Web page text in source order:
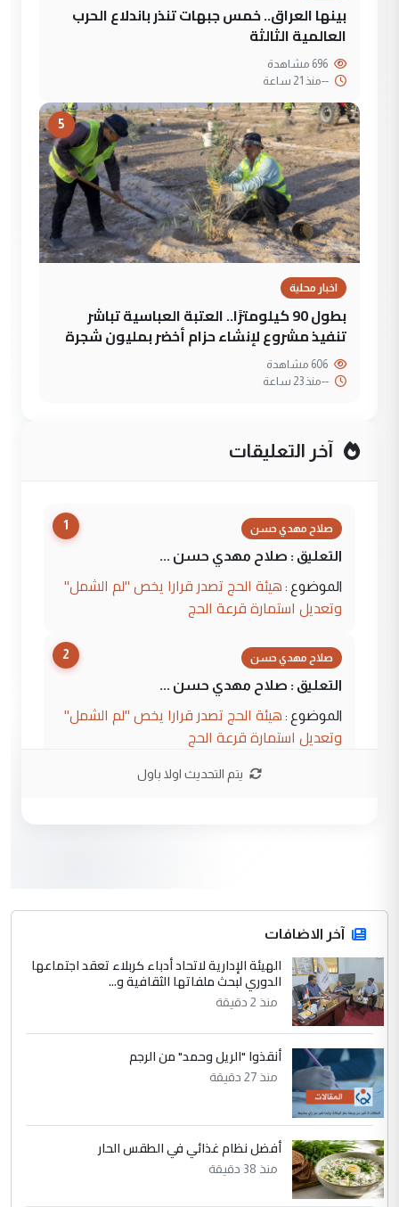
بينها العراق.. خمس جبهات تنذر باندلاع الحرب
العالمية الثالثة
--منذ 21 ساعة
5
اخبار محلية
بطول 90 كيلومترًا.. العتبة العباسية تباشر
تنفيذ مشروع لإنشاء حزام أخضر بمليون شجرة
--منذ 23 ساعة
آخر التعليقات
1 صلاح مهدي حسن
التعليق : صلاح مهدي حسن ...
الموضوع : هيئة الحج تصدر قرارا يخص "لم الشمل"
وتعديل استمارة قرعة الحج
2 صلاح مهدي حسن
التعليق : صلاح مهدي حسن ...
الموضوع : هيئة الحج تصدر قرارا يخص "لم الشمل"
وتعديل استمارة قرعة الحج
المشترك لا تستهدف أية دولة ومفتوحة لانضمام
الدول الشقيقة
4 يوسف غزوان عصمت
التعليق : بكالوريوس فيزياء طبية متزوج و
زوجتي أيضا بكالوريوس سكني بغداد أرغب في
الموضوع :
السعودية توافق على الاستمرار في
جامعاتها سنويا
عبد الأمير جاسم هليل
التعليق : نحن اباء الطلاب الأوائل على العراق
يتم التحديث اولا باول
آخر الاضافات
الهيئة الإدارية لاتحاد أدباء كربلاء تعقد اجتماعها
الدوري لبحث ملفاتها الثقافية و...
منذ 2 دقيقة
أنقذوا "الريل وحمد" من الرجم
منذ 27 دقيقة
أفضل نظام غذائي في الطقس الحار
منذ 38 دقيقة